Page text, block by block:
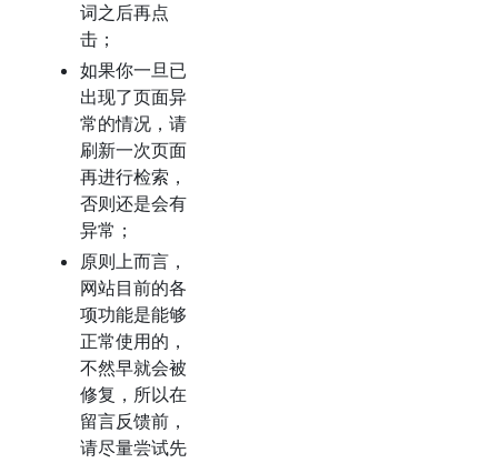
词之后再点
击；
如果你一旦已
出现了页面异
常的情况，请
刷新一次页面
再进行检索，
否则还是会有
异常；
原则上而言，
网站目前的各
项功能是能够
正常使用的，
不然早就会被
修复，所以在
留言反馈前，
请尽量尝试先